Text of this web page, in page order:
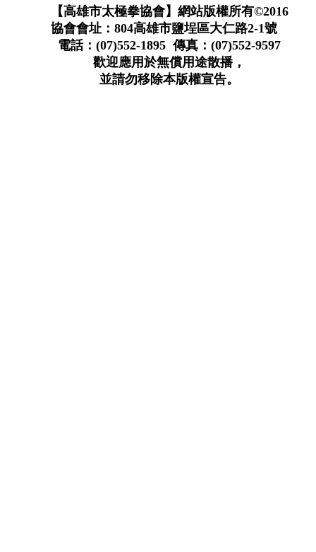
【高雄市太極拳協會】網站版權所有©2016
協會會址：804高雄市鹽埕區大仁路2-1號
電話：(07)552-1895 傳真：(07)552-9597
歡迎應用於無償用途散播，
並請勿移除本版權宣告。